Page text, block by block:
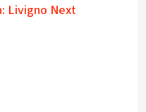
Livigno Next